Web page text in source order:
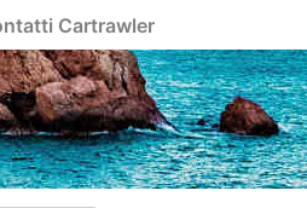
Cartrawler